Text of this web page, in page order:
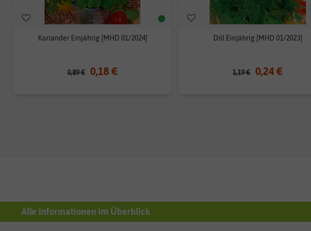
Koriander Einjährig [MHD 01/2024]
0,89 € 0,18 €
Dill Einjährig [MHD 01/2023]
1,19 € 0,24 €
Alle Informationen im Überblick